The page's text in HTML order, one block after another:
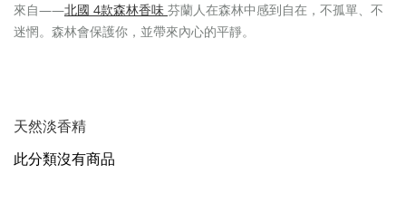
來自——北國 4款森林香味 芬蘭人在森林中感到自在，不孤單、不
迷惘。森林會保護你，並帶來內心的平靜。
天然淡香精
此分類沒有商品